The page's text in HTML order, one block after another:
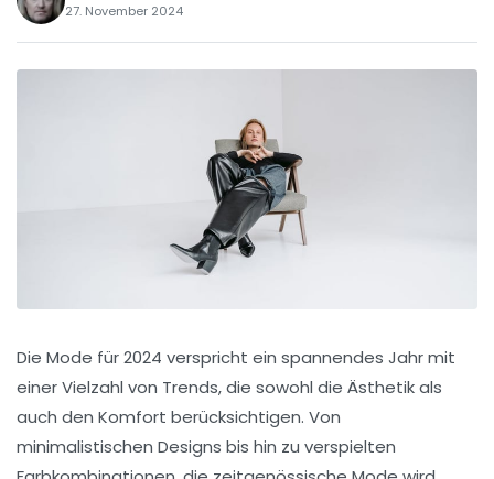
27. November 2024
Die Mode für 2024 verspricht ein spannendes Jahr mit
einer Vielzahl von Trends, die sowohl die Ästhetik als
auch den Komfort berücksichtigen. Von
minimalistischen Designs bis hin zu verspielten